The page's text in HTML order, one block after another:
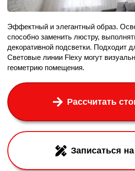
Эффектный и элегантный образ.
способно заменить люстру,
декоративной подсветки. Подходит
Световые линии Flexy могут
геометрию помещения.
Рассчитать
Записаться